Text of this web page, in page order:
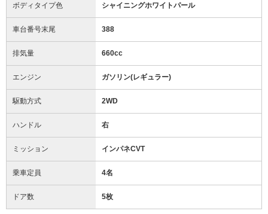
ボディタイプ色 シャイニングホワイトパール
車台番号末尾 388
排気量 660cc
エンジン ガソリン(レギュラー)
駆動方式 2WD
ハンドル 右
ミッション インパネCVT
乗車定員 4名
ドア数 5枚